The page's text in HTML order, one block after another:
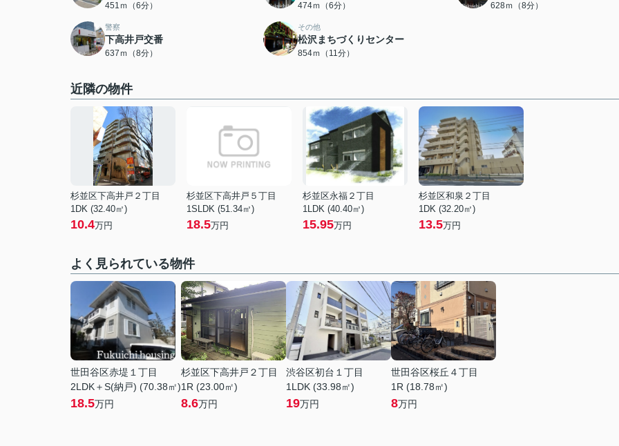
451ｍ（6分） 474ｍ（6分） 628ｍ（8分）
警察
下高井戸交番
637ｍ（8分）
その他
松沢まちづくりセンター
854ｍ（11分）
近隣の物件
杉並区下高井戸２丁目
1DK (32.40㎡)
10.4万円
杉並区下高井戸５丁目
1SLDK (51.34㎡)
18.5万円
杉並区永福２丁目
1LDK (40.40㎡)
15.95万円
杉並区和泉２丁目
1DK (32.20㎡)
13.5万円
よく見られている物件
世田谷区赤堤１丁目
2LDK＋S(納戸) (70.38㎡)
18.5万円
杉並区下高井戸２丁目
1R (23.00㎡)
8.6万円
渋谷区初台１丁目
1LDK (33.98㎡)
19万円
世田谷区桜丘４丁目
1R (18.78㎡)
8万円